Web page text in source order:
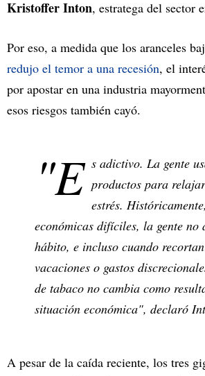
Kristoffer Inton, estratega del sector
Por eso, a medida que los aranceles
redujo el temor a una recesión, el
por apostar en una industria
esos riesgos también cayó.
"E s adictivo. La gente
productos para
estrés.
económicas difíciles, la gente no
hábito, e incluso cuando
vacaciones o gastos
de tabaco no cambia como
situación económica", declaró
A pesar de la caída reciente, los tres